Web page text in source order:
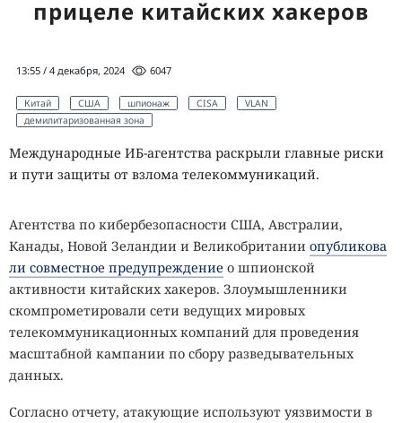
прицеле китайских хакеров
13:55 / 4 декабря, 2024 6047
Китай США шпионаж CISA
VLAN
демилитаризованная зона
Международные ИБ-агентства раскрыли главные риски
и пути защиты от взлома телекоммуникаций.
Агентства по кибербезопасности США, Австралии,
Канады, Новой Зеландии и Великобритании опубликова
ли совместное предупреждение о шпионской
активности китайских хакеров. Злоумышленники
скомпрометировали сети ведущих мировых
телекоммуникационных компаний для проведения
масштабной кампании по сбору разведывательных
данных.
Согласно отчету, атакующие используют уязвимости в